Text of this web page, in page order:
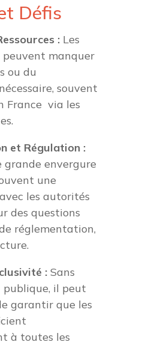
Défis
:Les
peuvent manquer
ou du
souvent
France via les
et Régulation :
grande envergure
une
les autorités
des questions
réglementation,
:Sans
publique, il peut
garantir que les
à toutes les